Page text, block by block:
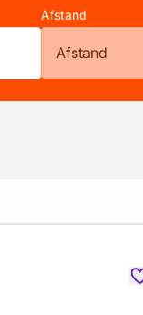
Afstand
Afstand